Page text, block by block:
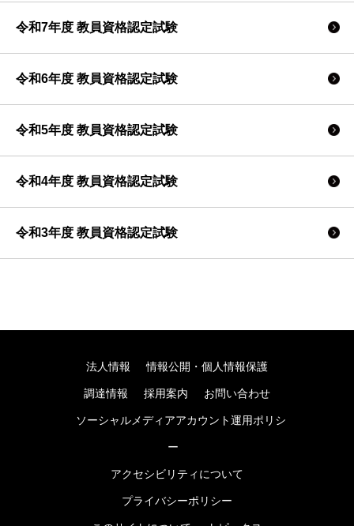
令和7年度 教員資格認定試験
令和6年度 教員資格認定試験
令和5年度 教員資格認定試験
令和4年度 教員資格認定試験
令和3年度 教員資格認定試験
法人情報 情報公開・個人情報保護
調達情報 採用案内 お問い合わせ
ソーシャルメディアアカウント運用ポリシ
ー
アクセシビリティについて
プライバシーポリシー